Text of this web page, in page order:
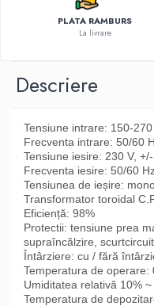
PLATA RAMBURS
La livrare
Descriere
Tensiune intrare: 150-270
Frecventa intrare: 50/60
Tensiune iesire: 230 V,
Frecventa iesire: 50/60
Tensiunea de ieșire:
Transformator toroidal
Eficiență: 98%
Protectii: tensiune prea
supraîncălzire, scurtcircuit
Întârziere: cu / fără
Temperatura de operare:
Umiditatea relativă 10% ~
Temperatura de